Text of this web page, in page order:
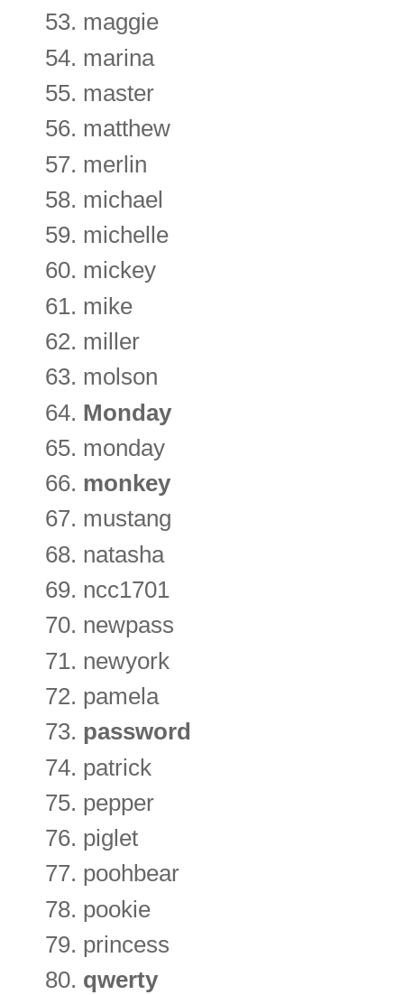
maggie
marina
master
matthew
merlin
michael
michelle
mickey
mike
miller
molson
Monday
monday
monkey
mustang
natasha
ncc1701
newpass
newyork
pamela
password
patrick
pepper
piglet
poohbear
pookie
princess
qwerty